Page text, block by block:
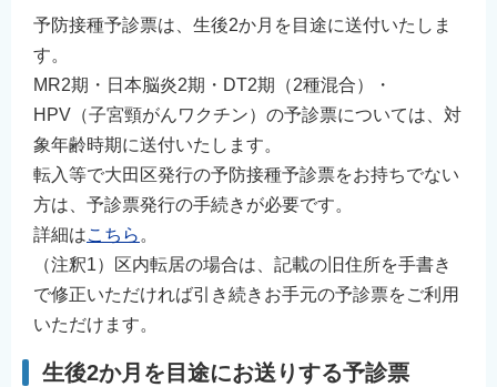
予防接種予診票は、生後2か月を目途に送付いたしま
す。
MR2期・日本脳炎2期・DT2期（2種混合）・
HPV（子宮頸がんワクチン）の予診票については、対
象年齢時期に送付いたします。
転入等で大田区発行の予防接種予診票をお持ちでない
方は、予診票発行の手続きが必要です。
詳細はこちら 。
（注釈1）区内転居の場合は、記載の旧住所を手書き
で修正いただければ引き続きお手元の予診票をご利用
いただけます。
生後2か月を目途にお送りする予診票